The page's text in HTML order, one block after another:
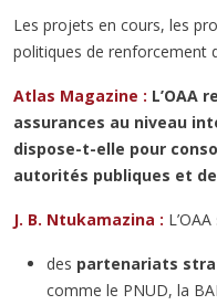
Les projets en cours, les
politiques de renforcement
Atlas Magazine : L’OAA
assurances au niveau
dispose-t-elle pour
autorités publiques et
J. B. Ntukamazina :
des partenariats
comme le PNUD, la